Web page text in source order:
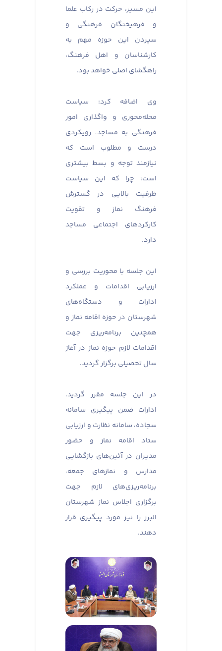
این مسیر، حرکت در رکاب علما
و فرهیختگان فرهنگی و
سپردن این حوزه مهم به
کارشناسان و اهل فرهنگ،
راهگشای اصلی خواهد بود.
وی اضافه کرد: سیاست
محله‌محوری و واگذاری امور
فرهنگی به مساجد، رویکردی
درست و مطلوب است که
نیازمند توجه و بسط بیشتری
است؛ چرا که این سیاست
ظرفیت بالایی در گسترش
فرهنگ نماز و تقویت
کارکردهای اجتماعی مساجد
دارد.
این جلسه با محوریت بررسی و
ارزیابی اقدامات و عملکرد
ادارات و دستگاه‌های
شهرستان در حوزه اقامه نماز و
همچنین برنامه‌ریزی جهت
اقدامات لازم حوزه نماز در آغاز
سال تحصیلی برگزار گردید.
در این جلسه مقرر گردید،
ادارات ضمن پیگیری سامانه
سجاده، سامانه نظارت و ارزیابی
ستاد اقامه نماز و حضور
مدیران در آئین‌های بازگشایی
مدارس و نماز‌های جمعه،
برنامه‌ریزی‌های لازم جهت
برگزاری اجلاس نماز شهرستان
البرز را نیز مورد پیگیری قرار
دهند.